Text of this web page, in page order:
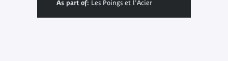
As part of: Les Poings et l'Acier